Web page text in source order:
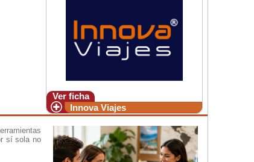
Ver ficha
Innova Viajes
sí sola no